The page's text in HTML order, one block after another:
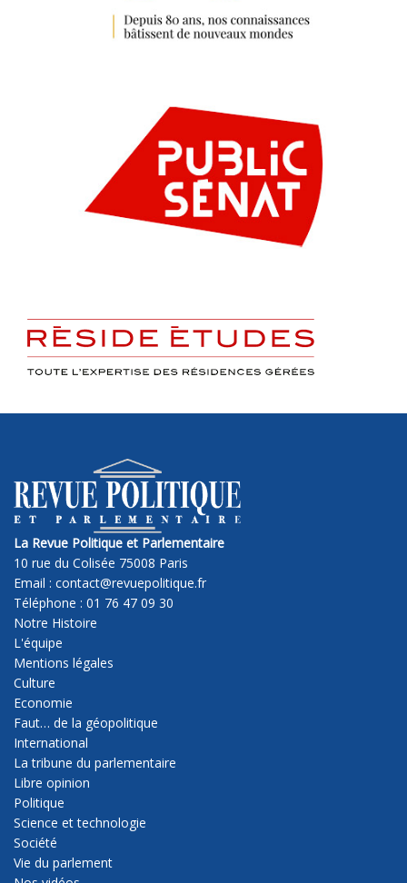
La Revue Politique et Parlementaire
10 rue du Colisée 75008 Paris
Email : contact@revuepolitique.fr
Téléphone : 01 76 47 09 30
Notre Histoire
L'équipe
Mentions légales
Culture
Economie
Faut… de la géopolitique
International
La tribune du parlementaire
Libre opinion
Politique
Science et technologie
Société
Vie du parlement